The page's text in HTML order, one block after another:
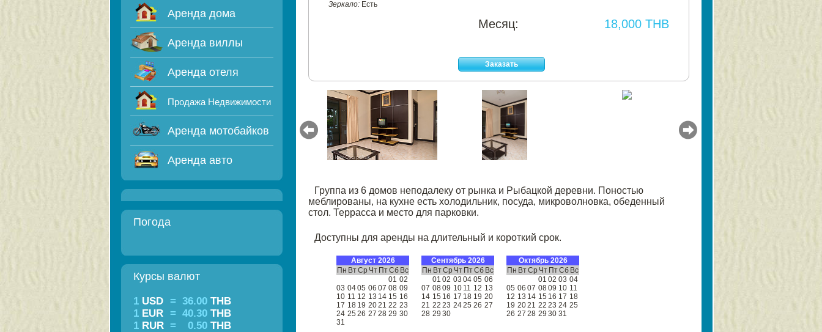
Аренда дома
Аренда виллы
Аренда отеля
Продажа Недвижимости
Аренда мотобайков
Аренда авто
Погода
Курсы валют
1 USD = 36.00 THB
1 EUR = 40.30 THB
1 RUR = 0.50 THB
Зеркало: Есть
Месяц: 18,000 THB
Заказать
Группа из 6 домов неподалеку от рынка и Рыбацкой деревни. Поностью
меблированы, на кухне есть холодильник, посуда, микроволновка, обеденный
стол. Террасса и место для парковки.
Доступны для аренды на длительный и короткий срок.
Август 2026
Пн ВтСр Чт ПтСб Вс
01 02
03 0405 06 07 08 09
10 11 12 13 14 15 16
17 18 19 2021 22 23
24 25 26 27 28 29 30
31
Сентябрь 2026
Пн ВтСр Чт ПтСб Вс
01 02 03 04 05 06
07 0809 10 11 12 13
14 15 16 17 18 19 20
21 22 23 2425 26 27
28 29 30
Октябрь 2026
Пн ВтСр Чт ПтСб Вс
01 02 03 04
05 06 07 0809 10 11
12 13 14 15 16 17 18
19 2021 22 23 24 25
26 27 28 29 30 31